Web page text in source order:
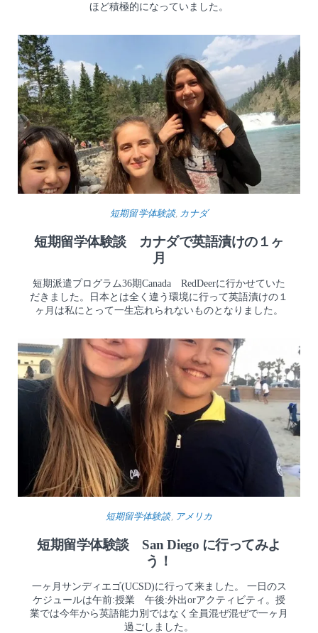
ほど積極的になっていました。
短期留学体験談, カナダ
短期留学体験談 カナダで英語漬けの１ヶ
月
短期派遣プログラム36期Canada RedDeerに行かせていた
だきました。日本とは全く違う環境に行って英語漬けの１
ヶ月は私にとって一生忘れられないものとなりました。
短期留学体験談, アメリカ
短期留学体験談 San Diego に行ってみよ
う！
一ヶ月サンディエゴ(UCSD)に行って来ました。 一日のス
ケジュールは午前:授業 午後:外出orアクティビティ。授
業では今年から英語能力別ではなく全員混ぜ混ぜで一ヶ月
過ごしました。